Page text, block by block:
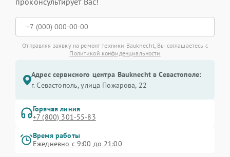
Отправляя заявку на ремонт техники Bauknecht, Вы соглашаетесь с
Политикой конфиденциальности
Адрес сервисного центра Bauknecht в Севастополе:
г. Севастополь, улица Пожарова, 22
Горячая линия
+7 (800) 301-55-83
Время работы
Ежедневно с 9:00 до 21:00